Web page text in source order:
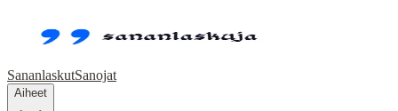
SananlaskutSanojat
Aiheet